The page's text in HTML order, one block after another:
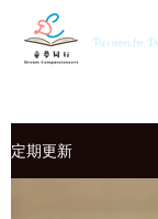
Passion to
定期更新